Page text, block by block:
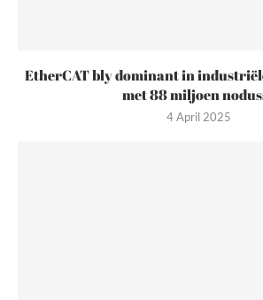
EtherCAT bly dominant in
met 88 miljoen
4 April 2025